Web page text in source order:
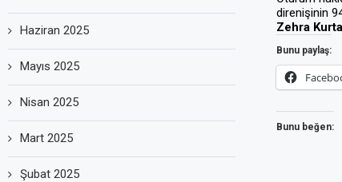
direnişinin
Zehra
Bunu paylaş:
Bunu beğen:
Haziran 2025
Mayıs 2025
Nisan 2025
Mart 2025
Şubat 2025